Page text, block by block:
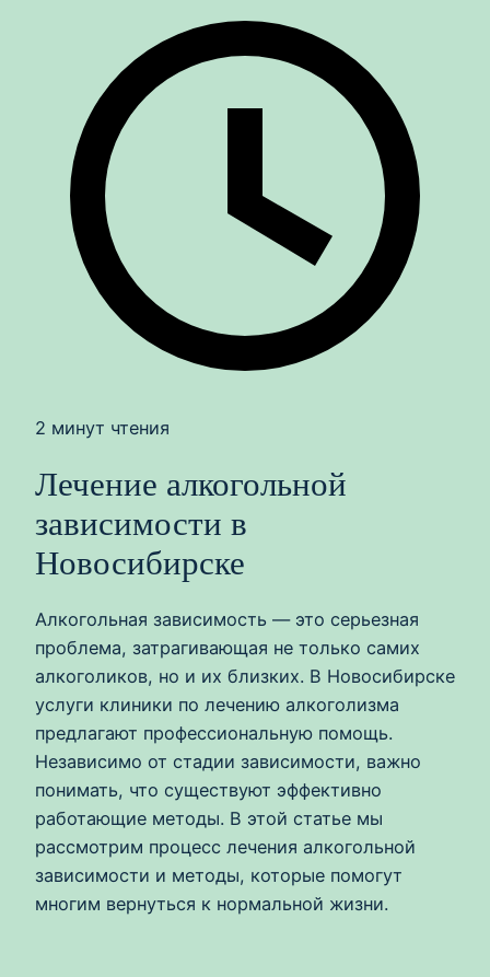
2 минут чтения
Лечение алкогольной
зависимости в
Новосибирске
Алкогольная зависимость — это серьезная
проблема, затрагивающая не только самих
алкоголиков, но и их близких. В Новосибирске
услуги клиники по лечению алкоголизма
предлагают профессиональную помощь.
Независимо от стадии зависимости, важно
понимать, что существуют эффективно
работающие методы. В этой статье мы
рассмотрим процесс лечения алкогольной
зависимости и методы, которые помогут
многим вернуться к нормальной жизни.